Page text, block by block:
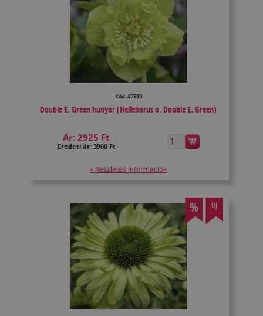
Kód: 47590
Double E. Green hunyor (Helleborus o. Double E. Green)
Ár:2925 Ft
Eredeti ár: 3900 Ft
» Részletes információk
% ÚJ